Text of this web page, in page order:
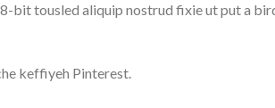
bit tousled aliquip nostrud fixie ut put a
keffiyeh Pinterest.